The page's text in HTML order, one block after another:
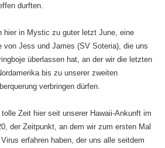
durften.
hier in Mystic zu guter letzt June, eine
von Jess und James (SV Soteria), die uns
überlassen hat, an der wir die letzten
bis zu unserer zweiten
verbringen dürfen.
tolle Zeit hier seit unserer Hawaii-Ankunft im
der Zeitpunkt, an dem wir zum ersten Mal
erfahren haben, der uns alle seitdem